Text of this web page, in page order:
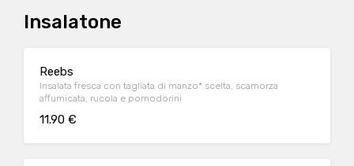
Insalatone
Reebs
Insalata fresca con tagliata di manzo* scelta, scamorza
affumicata, rucola e pomodorini
11.90 €